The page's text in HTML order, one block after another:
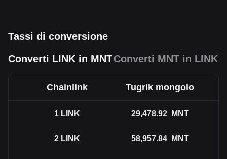
Tassi di conversione
Converti LINK in MNTConverti MNT in LINK
Chainlink Tugrik mongolo
1 LINK 29,478.92 MNT
2 LINK 58,957.84 MNT